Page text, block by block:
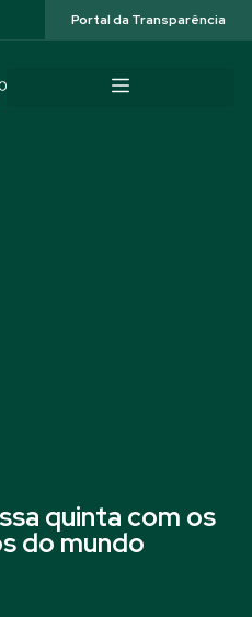
Portal da Transparência
quinta com os
do mundo